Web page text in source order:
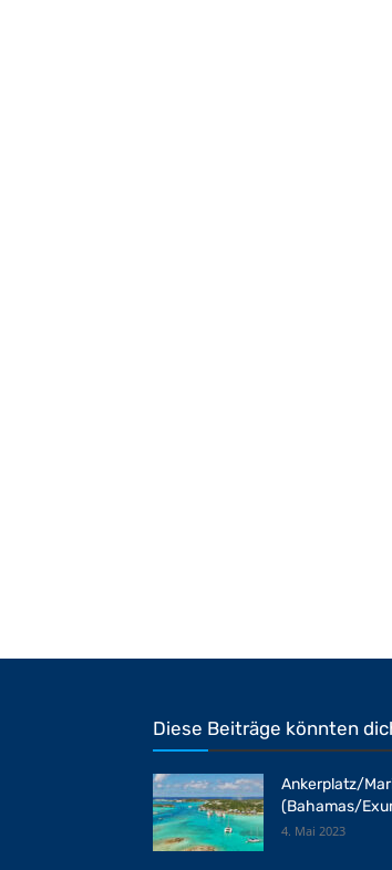
Diese Beiträge könnten
Ankerplatz/
(Bahamas/
4. Mai 2023